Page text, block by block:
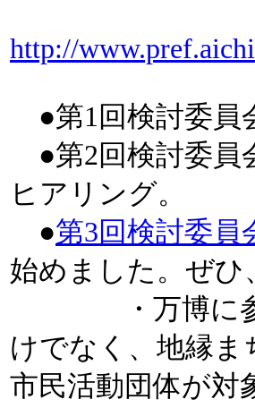
http://
●第1回検討委員
●第2回検討委員
ヒアリング。
●第3回検討委員
始めました。ぜひ
・万博に参加
けでなく、地縁
市民活動団体が対